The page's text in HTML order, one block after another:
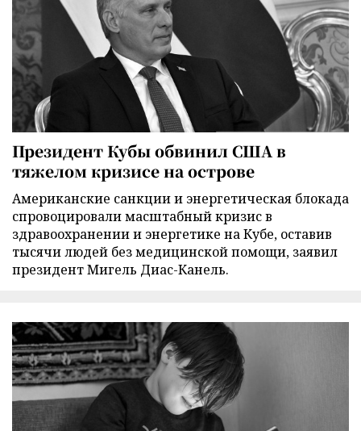
Президент Кубы обвинил США в
тяжелом кризисе на острове
Американские санкции и энергетическая блокада
спровоцировали масштабный кризис в
здравоохранении и энергетике на Кубе, оставив
тысячи людей без медицинской помощи, заявил
президент Мигель Диас-Канель.